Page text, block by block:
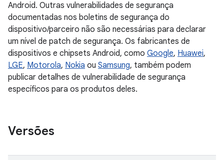
Android. Outras vulnerabilidades de segurança
documentadas nos boletins de segurança do
dispositivo/parceiro não são necessárias para declarar
um nível de patch de segurança. Os fabricantes de
dispositivos e chipsets Android, como Google, Huawei,
LGE, Motorola, Nokia ou Samsung, também podem
publicar detalhes de vulnerabilidade de segurança
específicos para os produtos deles.
Versões